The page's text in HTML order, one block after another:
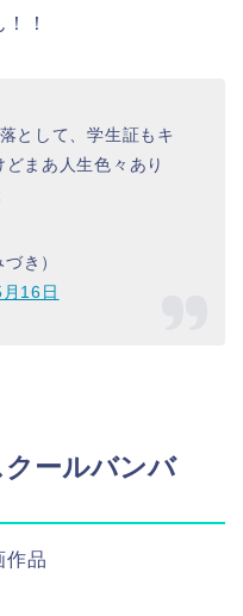
！
として、学生証もキ
まあ人生色々あり
き）
16日
ールバンバ
作品